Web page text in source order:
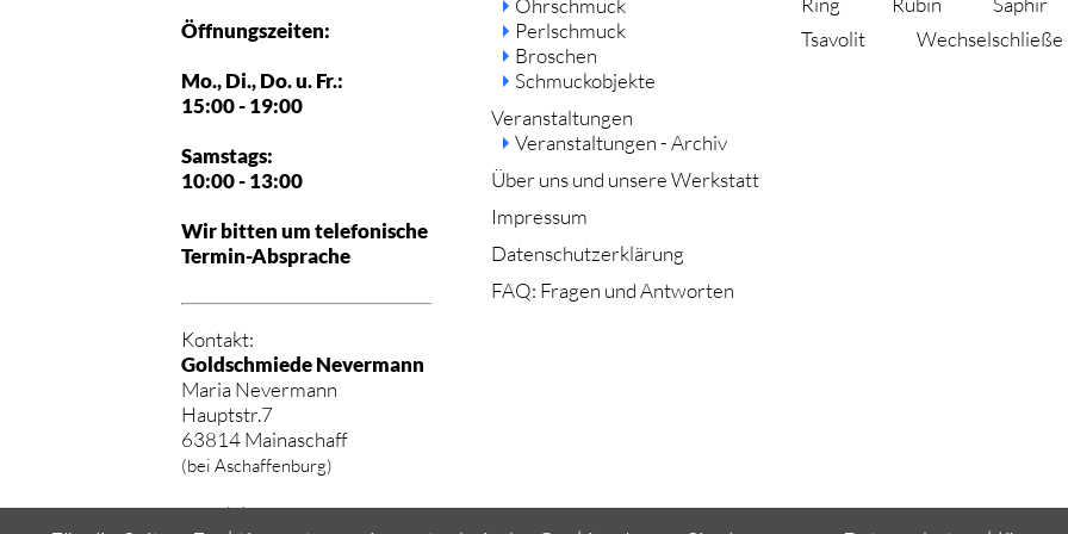
Öffnungszeiten:
Mo., Di., Do. u. Fr.:
15:00 - 19:00
Samstags:
10:00 - 13:00
Wir bitten um telefonische
Termin-Absprache
Kontakt:
Goldschmiede Nevermann
Maria Nevermann
Hauptstr.7
63814 Mainaschaff
(bei Aschaffenburg)
+49-(0)6021-76493
Perlschmuck
Broschen
Schmuckobjekte
Veranstaltungen
Veranstaltungen - Archiv
Über uns und unsere Werkstatt
Impressum
Datenschutzerklärung
FAQ: Fragen und Antworten
Tsavolit
Wechselschließe